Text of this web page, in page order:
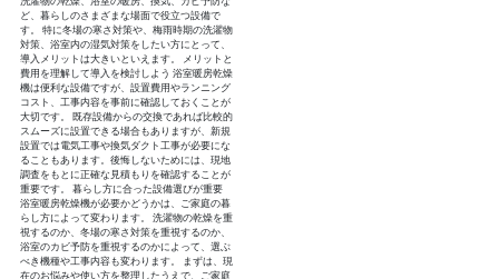
ど、暮らしのさまざまな場面で役立つ設備で
す。 特に冬場の寒さ対策や、梅雨時期の洗濯物
対策、浴室内の湿気対策をしたい方にとって、
導入メリットは大きいといえます。 メリットと
費用を理解して導入を検討しよう 浴室暖房乾燥
機は便利な設備ですが、設置費用やランニング
コスト、工事内容を事前に確認しておくことが
大切です。 既存設備からの交換であれば比較的
スムーズに設置できる場合もありますが、新規
設置では電気工事や換気ダクト工事が必要にな
ることもあります。後悔しないためには、現地
調査をもとに正確な見積もりを確認することが
重要です。 暮らし方に合った設備選びが重要
浴室暖房乾燥機が必要かどうかは、ご家庭の暮
らし方によって変わります。 洗濯物の乾燥を重
視するのか、冬場の寒さ対策を重視するのか、
浴室のカビ予防を重視するのかによって、選ぶ
べき機種や工事内容も変わります。 まずは、現
在のお悩みや使い方を整理したうえで、ご家庭